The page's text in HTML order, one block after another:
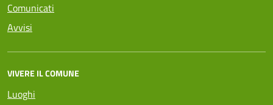
Comunicati
Avvisi
VIVERE IL COMUNE
Luoghi